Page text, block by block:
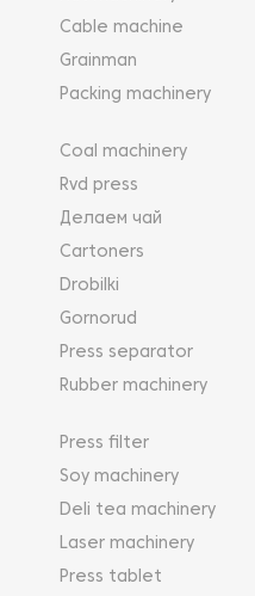
Cable machine
Grainman
Packing machinery
Coal machinery
Rvd press
Делаем чай
Cartoners
Drobilki
Gornorud
Press separator
Rubber machinery
Press filter
Soy machinery
Deli tea machinery
Laser machinery
Press tablet